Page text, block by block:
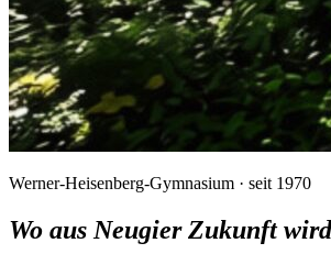
Werner-Heisenberg-Gymnasium · seit 1970
Wo aus Neugier Zukunft wird